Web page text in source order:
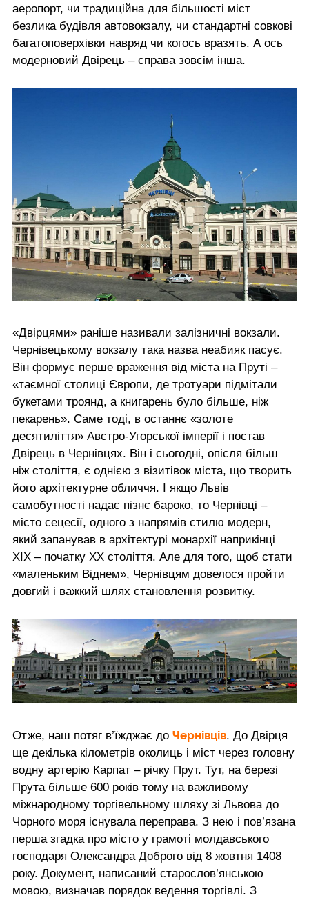
аеропорт, чи традиційна для більшості міст
безлика будівля автовокзалу, чи стандартні совкові
багатоповерхівки навряд чи когось вразять. А ось
модерновий Двірець – справа зовсім інша.
«Двірцями» раніше називали залізничні вокзали.
Чернівецькому вокзалу така назва неабияк пасує.
Він формує перше враження від міста на Пруті –
«таємної столиці Європи, де тротуари підмітали
букетами троянд, а книгарень було більше, ніж
пекарень». Саме тоді, в останнє «золоте
десятиліття» Австро-Угорської імперії і постав
Двірець в Чернівцях. Він і сьогодні, опісля більш
ніж століття, є однією з візитівок міста, що творить
його архітектурне обличчя. І якщо Львів
самобутності надає пізнє бароко, то Чернівці –
місто сецесії, одного з напрямів стилю модерн,
який запанував в архітектурі монархії наприкінці
ХІХ – початку ХХ століття. Але для того, щоб стати
«маленьким Віднем», Чернівцям довелося пройти
довгий і важкий шлях становлення розвитку.
Отже, наш потяг в’їжджає до Чернівців. До Двірця
ще декілька кілометрів околиць і міст через головну
водну артерію Карпат – річку Прут. Тут, на березі
Прута більше 600 років тому на важливому
міжнародному торгівельному шляху зі Львова до
Чорного моря існувала переправа. З нею і пов’язана
перша згадка про місто у грамоті молдавського
господаря Олександра Доброго від 8 жовтня 1408
року. Документ, написаний старослов’янською
мовою, визначав порядок ведення торгівлі. З